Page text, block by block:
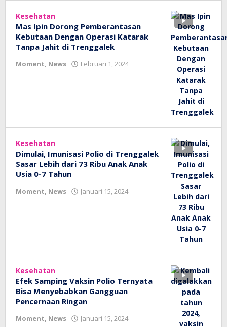
Kesehatan
Mas Ipin Dorong Pemberantasan
Kebutaan Dengan Operasi Katarak
Tanpa Jahit di Trenggalek
Moment, News Februari 1, 2024
Kesehatan
Dimulai, Imunisasi Polio di Trenggalek
Sasar Lebih dari 73 Ribu Anak Anak
Usia 0-7 Tahun
Moment, News Januari 15, 2024
Kesehatan
Efek Samping Vaksin Polio Ternyata
Bisa Menyebabkan Gangguan
Pencernaan Ringan
Moment, News Januari 15, 2024